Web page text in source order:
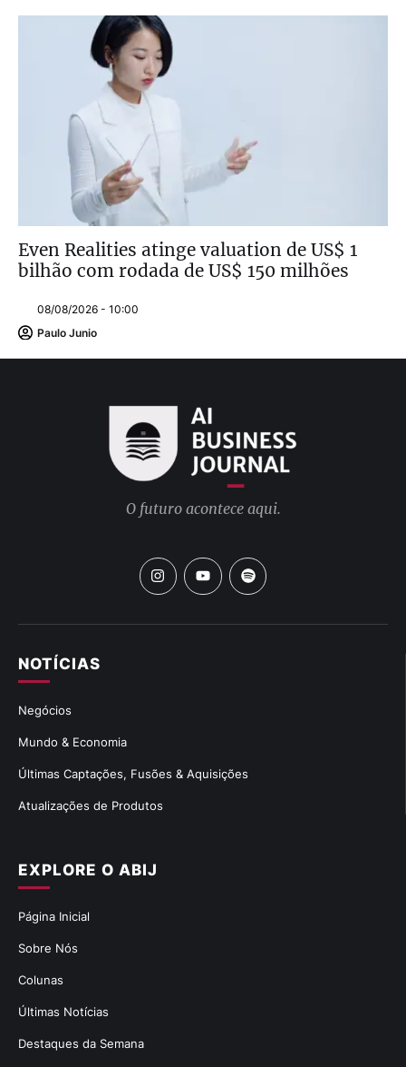
Even Realities atinge valuation de US$ 1
bilhão com rodada de US$ 150 milhões
08/08/2026 - 10:00
Paulo Junio
EXPLORE O ABIJ
Página Inicial
Sobre Nós
Colunas
Últimas Notícias
Destaques da Semana
NOTÍCIAS
Negócios
Mundo & Economia
Últimas Captações, Fusões & Aquisições
Atualizações de Produtos
O futuro acontece aqui.